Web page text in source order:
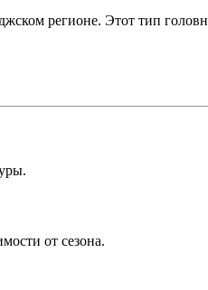
регионе. Этот тип
от сезона.